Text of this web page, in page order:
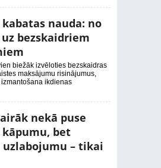
nauda: no
bezskaidriem
biežāk izvēloties bezskaidras
maksājumu risinājumus,
ikdienas
nekā puse
bet
– tikai